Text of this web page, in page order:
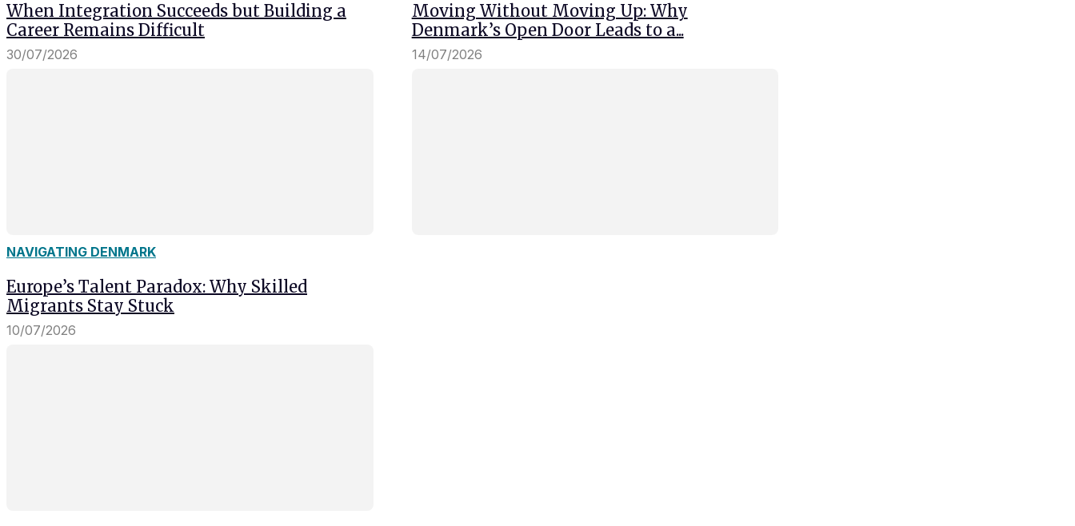
When Integration Succeeds but Building a
Career Remains Difficult
30/07/2026
Moving Without Moving Up: Why
Denmark’s Open Door Leads to a...
14/07/2026
NAVIGATING DENMARK
Europe’s Talent Paradox: Why Skilled
Migrants Stay Stuck
10/07/2026